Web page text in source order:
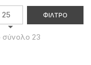
25

ΦΊΛΤΡΟ
σύνολο 23